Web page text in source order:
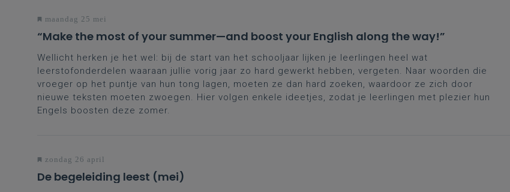
maandag 25 mei
“Make the most of your summer—and boost your English along the way!”
Wellicht herken je het wel: bij de start van het schooljaar lijken je leerlingen heel wat
leerstofonderdelen waaraan jullie vorig jaar zo hard gewerkt hebben, vergeten. Naar woorden die
vroeger op het puntje van hun tong lagen, moeten ze dan hard zoeken, waardoor ze zich door
nieuwe teksten moeten zwoegen. Hier volgen enkele ideetjes, zodat je leerlingen met plezier hun
Engels boosten deze zomer.
zondag 26 april
De begeleiding leest (mei)